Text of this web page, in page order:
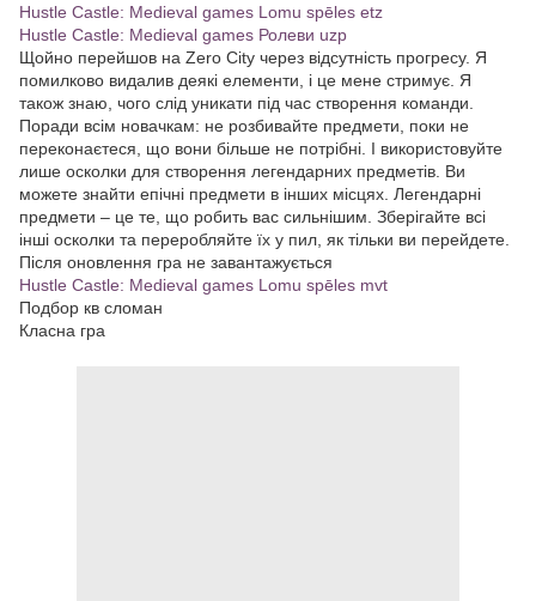
Hustle Castle: Medieval games Lomu spēles etz
Hustle Castle: Medieval games Ролеви uzp
Щойно перейшов на Zero City через відсутність прогресу. Я
помилково видалив деякі елементи, і це мене стримує. Я
також знаю, чого слід уникати під час створення команди.
Поради всім новачкам: не розбивайте предмети, поки не
переконаєтеся, що вони більше не потрібні. І використовуйте
лише осколки для створення легендарних предметів. Ви
можете знайти епічні предмети в інших місцях. Легендарні
предмети – це те, що робить вас сильнішим. Зберігайте всі
інші осколки та переробляйте їх у пил, як тільки ви перейдете.
Після оновлення гра не завантажується
Hustle Castle: Medieval games Lomu spēles mvt
Подбор кв сломан
Класна гра